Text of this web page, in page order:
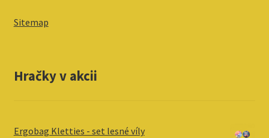
Sitemap
Hračky v akcii
Ergobag Kletties - set lesné víly